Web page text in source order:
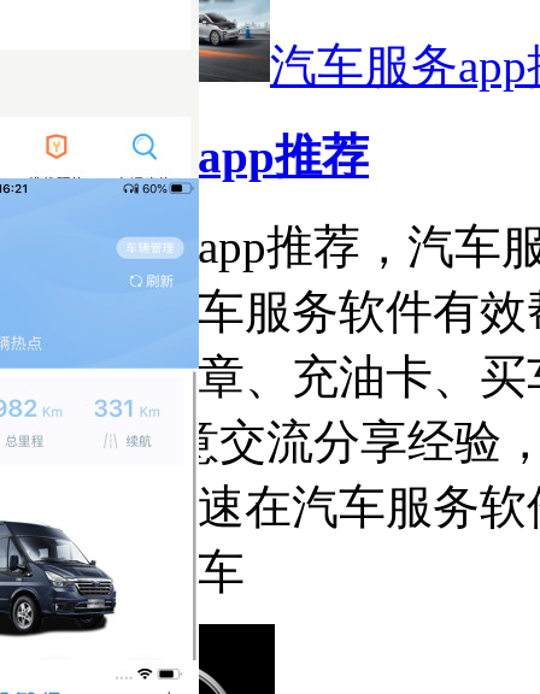
汽车服务
汽车服务app推荐
汽车服务app推荐，汽车
应用，汽车服务软件有
车主查违章、充油卡、
app上任意交流分享经验
都可以快速在汽车服务
的没有汽车